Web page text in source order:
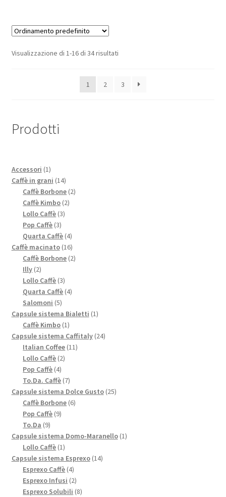
Visualizzazione di 1-16 di 34 risultati
1 2 3
Prodotti
Accessori 11
prodotto
Caffè in grani 1414
prodotti
Caffè Borbone 22
Caffè Kimbo 22
Lollo Caffè 33
Pop Caffè 33
prodotti
Quarta Caffè 44
prodotti
Caffè macinato 1616
prodotti
Caffè Borbone 22
Illy 22
prodotti
Lollo Caffè 33
prodotti
Quarta Caffè 44
Salomoni 55
prodotti
Capsule sistema Bialetti 11
Caffè Kimbo 11
prodotto
Capsule sistema Caffitaly 2424
Italian Coffee 1111
Lollo Caffè 22
Pop Caffè 44
prodotti
To.Da. Caffè 77
prodotti
Capsule sistema Dolce Gusto 2525
Caffè Borbone 66
Pop Caffè 99
To.Da 99
prodotti
Capsule sistema Domo-Maranello 11
Lollo Caffè 11
prodotto
Capsule sistema Esprexo 1414
Esprexo Caffè 44
prodotti
Esprexo Infusi 22
prodotti
Esprexo Solubili 88